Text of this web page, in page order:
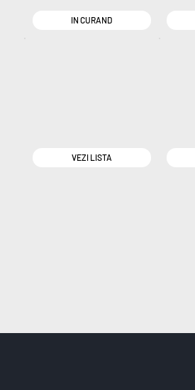
IN CURAND
VEZI LISTA